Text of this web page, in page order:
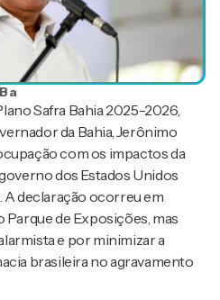
Safra Bahia 2025-2026,
da Bahia, Jerônimo
com os impactos da
dos Estados Unidos
declaração ocorreu em
de Exposições, mas
e por minimizar a
brasileira no agravamento